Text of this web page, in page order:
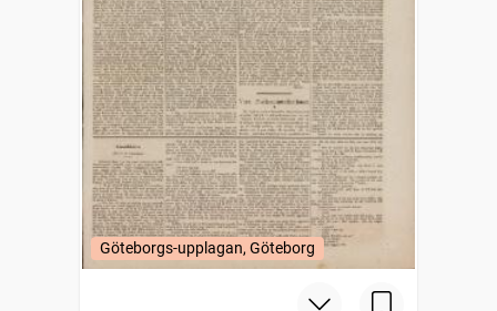
Göteborgs-upplagan, Göteborg